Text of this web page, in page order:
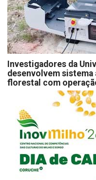
Investigadores da
desenvolvem
florestal com